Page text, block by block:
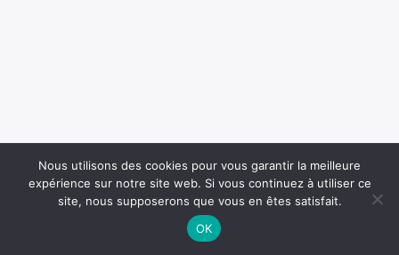
Nous utilisons des cookies pour vous garantir la meilleure
expérience sur notre site web. Si vous continuez à utiliser ce
site, nous supposerons que vous en êtes satisfait.
OK